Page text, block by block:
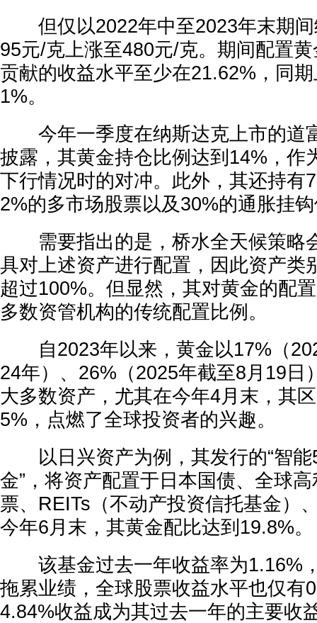
但仅以2022年中至2023年末期间
95元/克上涨至480元/克。期间配置
贡献的收益水平至少在21.62%，同
1%。
今年一季度在纳斯达克上市的道
披露，其黄金持仓比例达到14%，作
下行情况时的对冲。此外，其还持有
2%的多市场股票以及30%的通胀挂
需要指出的是，桥水全天候策略
具对上述资产进行配置，因此资产类
超过100%。但显然，其对黄金的配
多数资管机构的传统配置比例。
自2023年以来，黄金以17%（
24年）、26%（2025年截至8月19日
大多数资产，尤其在今年4月末，其
5%，点燃了全球投资者的兴趣。
以日兴资产为例，其发行的“智能
金”，将资产配置于日本国债、全球
票、REITs（不动产投资信托基金）
今年6月末，其黄金配比达到19.8%。
该基金过去一年收益率为1.16%
拖累业绩，全球股票收益水平也仅有
4.84%收益成为其过去一年的主要收